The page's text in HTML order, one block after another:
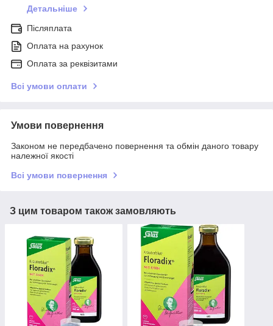
Детальніше
Післяплата
Оплата на рахунок
Оплата за реквізитами
Всі умови оплати
Умови повернення
Законом не передбачено повернення та обмін даного товару
належної якості
Всі умови повернення
З цим товаром також замовляють